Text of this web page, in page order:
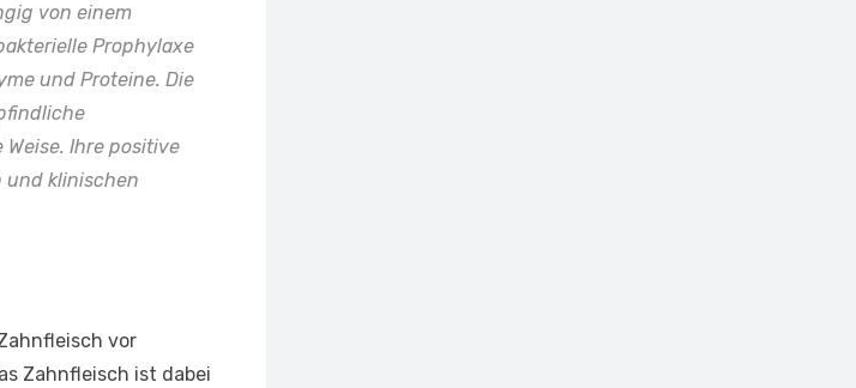
von einem
Prophylaxe
und Proteine. Die
Ihre positive
und klinischen
vor
Zahnfleisch ist dabei